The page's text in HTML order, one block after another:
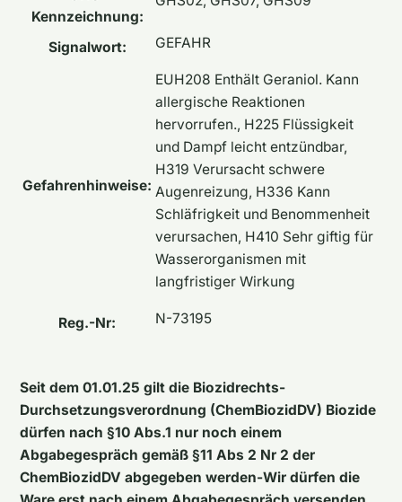
Kennzeichnung:
Signalwort: GEFAHR
Gefahrenhinweise:
EUH208 Enthält Geraniol. Kann
allergische Reaktionen
hervorrufen., H225 Flüssigkeit
und Dampf leicht entzündbar,
H319 Verursacht schwere
Augenreizung, H336 Kann
Schläfrigkeit und Benommenheit
verursachen, H410 Sehr giftig für
Wasserorganismen mit
langfristiger Wirkung
Reg.-Nr: N-73195
Seit dem 01.01.25 gilt die Biozidrechts-
Durchsetzungsverordnung (ChemBiozidDV) Biozide
dürfen nach §10 Abs.1 nur noch einem
Abgabegespräch gemäß §11 Abs 2 Nr 2 der
ChemBiozidDV abgegeben werden-Wir dürfen die